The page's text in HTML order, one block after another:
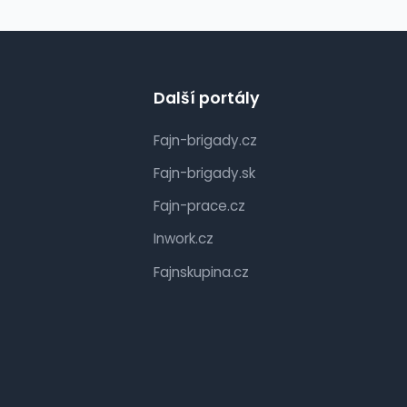
Další portály
Fajn-brigady.cz
Fajn-brigady.sk
Fajn-prace.cz
Inwork.cz
Fajnskupina.cz